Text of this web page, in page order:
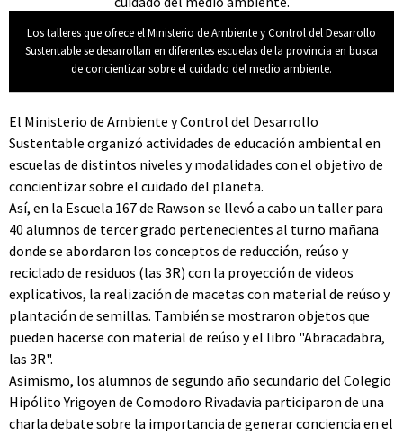
Los talleres que ofrece el Ministerio de Ambiente y Control del Desarrollo
Sustentable se desarrollan en diferentes escuelas de la provincia en busca
de concientizar sobre el cuidado del medio ambiente.
El Ministerio de Ambiente y Control del Desarrollo
Sustentable organizó actividades de educación ambiental en
escuelas de distintos niveles y modalidades con el objetivo de
concientizar sobre el cuidado del planeta.
Así, en la Escuela 167 de Rawson se llevó a cabo un taller para
40 alumnos de tercer grado pertenecientes al turno mañana
donde se abordaron los conceptos de reducción, reúso y
reciclado de residuos (las 3R) con la proyección de videos
explicativos, la realización de macetas con material de reúso y
plantación de semillas. También se mostraron objetos que
pueden hacerse con material de reúso y el libro "Abracadabra,
las 3R".
Asimismo, los alumnos de segundo año secundario del Colegio
Hipólito Yrigoyen de Comodoro Rivadavia participaron de una
charla debate sobre la importancia de generar conciencia en el